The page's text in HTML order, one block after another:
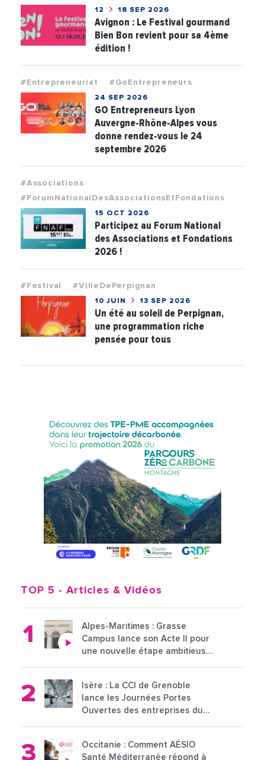
12 18 SEP 2026
Avignon : Le Festival gourmand
Bien Bon revient pour sa 4ème
édition !
#Entrepreneuriat #GoEntrepreneurs
24 SEP 2026
GO Entrepreneurs Lyon
Auvergne-Rhône-Alpes vous
donne rendez-vous le 24
septembre 2026
#Associations
#ForumNationalDesAssociationsEtFondations
15 OCT 2026
Participez au Forum National
des Associations et Fondations
2026 !
#Festival #VilleDePerpignan
10 JUIN 13 SEP 2026
Un été au soleil de Perpignan,
une programmation riche
pensée pour tous
TOP 5 - Articles & Vidéos
Alpes-Maritimes : Grasse
Campus lance son Acte II pour
une nouvelle étape ambitieuse
Isère : La CCI de Grenoble
lance les Journées Portes
Ouvertes des entreprises du
Occitanie : Comment AÉSIO
Santé Méditerranée répond à